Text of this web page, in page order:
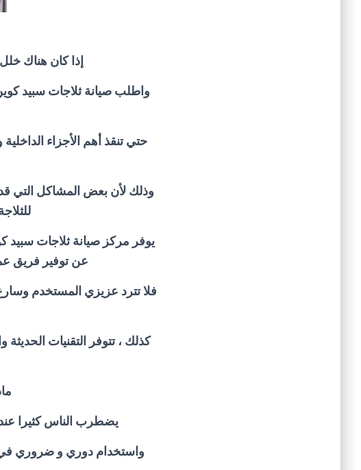
إذا كان هناك
واطلب صيانة ثلاجات سبيد
حتي تنقذ أهم الأجزاء
وذلك لأن بعض المشاكل التي قد
يوفر مركز صيانة ثلاجات سبيد
عن توفير فريق
فلا تترد عزيزي المستخدم
كذلك ، تتوفر التقنيات الحديثة
يضطرب الناس كثيرا عند
واستخدام دوري و ضروري في